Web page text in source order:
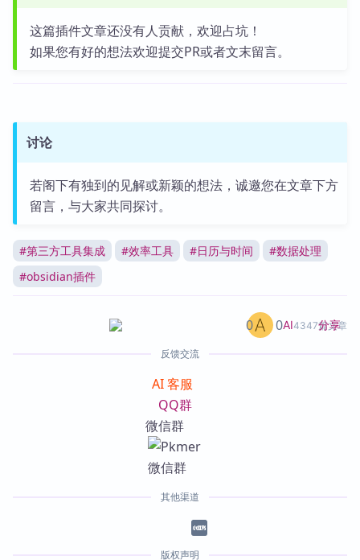
这篇插件文章还没有人贡献，欢迎占坑！
如果您有好的想法欢迎提交PR或者文末留言。
讨论
若阁下有独到的见解或新颖的想法，诚邀您在文章下方
留言，与大家共同探讨。
#第三方工具集成 #效率工具 #日历与时间 #数据处理
#obsidian插件
AI4347篇文章
0 0 分享
反馈交流
AI 客服
QQ群
微信群
其他渠道
版权声明